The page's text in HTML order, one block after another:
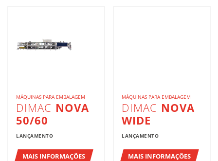
MÁQUINAS PARA EMBALAGEM
DIMAC NOVA
50/60
LANÇAMENTO
MAIS INFORMAÇÕES
MÁQUINAS PARA EMBALAGEM
DIMAC NOVA
WIDE
LANÇAMENTO
MAIS INFORMAÇÕES